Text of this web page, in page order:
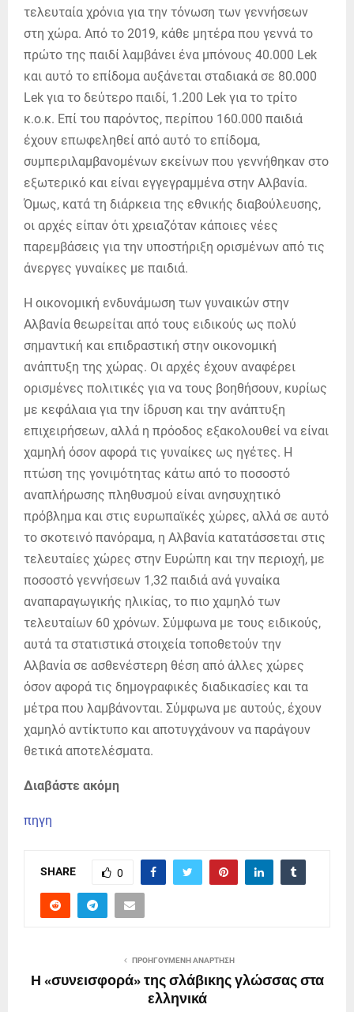
τελευταία χρόνια για την τόνωση των γεννήσεων
στη χώρα. Από το 2019, κάθε μητέρα που γεννά το
πρώτο της παιδί λαμβάνει ένα μπόνους 40.000 Lek
και αυτό το επίδομα αυξάνεται σταδιακά σε 80.000
Lek για το δεύτερο παιδί, 1.200 Lek για το τρίτο
κ.ο.κ. Επί του παρόντος, περίπου 160.000 παιδιά
έχουν επωφεληθεί από αυτό το επίδομα,
συμπεριλαμβανομένων εκείνων που γεννήθηκαν στο
εξωτερικό και είναι εγγεγραμμένα στην Αλβανία.
Όμως, κατά τη διάρκεια της εθνικής διαβούλευσης,
οι αρχές είπαν ότι χρειαζόταν κάποιες νέες
παρεμβάσεις για την υποστήριξη ορισμένων από τις
άνεργες γυναίκες με παιδιά.
Η οικονομική ενδυνάμωση των γυναικών στην
Αλβανία θεωρείται από τους ειδικούς ως πολύ
σημαντική και επιδραστική στην οικονομική
ανάπτυξη της χώρας. Οι αρχές έχουν αναφέρει
ορισμένες πολιτικές για να τους βοηθήσουν, κυρίως
με κεφάλαια για την ίδρυση και την ανάπτυξη
επιχειρήσεων, αλλά η πρόοδος εξακολουθεί να είναι
χαμηλή όσον αφορά τις γυναίκες ως ηγέτες. Η
πτώση της γονιμότητας κάτω από το ποσοστό
αναπλήρωσης πληθυσμού είναι ανησυχητικό
πρόβλημα και στις ευρωπαϊκές χώρες, αλλά σε αυτό
το σκοτεινό πανόραμα, η Αλβανία κατατάσσεται στις
τελευταίες χώρες στην Ευρώπη και την περιοχή, με
ποσοστό γεννήσεων 1,32 παιδιά ανά γυναίκα
αναπαραγωγικής ηλικίας, το πιο χαμηλό των
τελευταίων 60 χρόνων. Σύμφωνα με τους ειδικούς,
αυτά τα στατιστικά στοιχεία τοποθετούν την
Αλβανία σε ασθενέστερη θέση από άλλες χώρες
όσον αφορά τις δημογραφικές διαδικασίες και τα
μέτρα που λαμβάνονται. Σύμφωνα με αυτούς, έχουν
χαμηλό αντίκτυπο και αποτυγχάνουν να παράγουν
θετικά αποτελέσματα.
Διαβάστε ακόμη
πηγη
SHARE 0
ΠΡΟΗΓΟΎΜΕΝΗ ΑΝΆΡΤΗΣΗ
Η «συνεισφορά» της σλάβικης γλώσσας στα
ελληνικά